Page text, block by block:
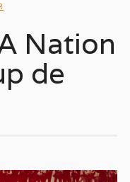
Nation
de